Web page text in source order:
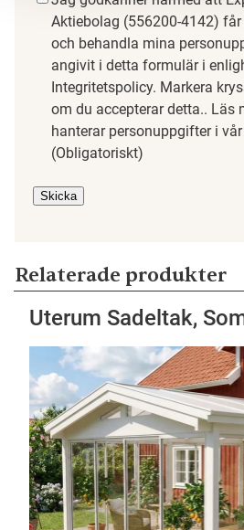
Aktiebolag (556200-4142)
och behandla mina
angivit i detta formulär i
Integritetspolicy. Markera
om du accepterar detta.. Läs
hanterar personuppgifter i
(Obligatoriskt)
Skicka
Relaterade produkter
Uterum Sadeltak,